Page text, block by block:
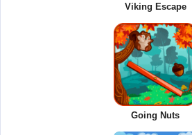
Viking Escape
Going Nuts